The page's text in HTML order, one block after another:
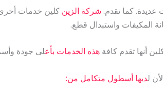
عديدة. كما تقدم. شركة الزين كلين خدمات
المكيفات واستبدال قطع.
أنها تقدم كافةهذه الخدمات بأعلى جودة
لديها أسطول متكامل من: